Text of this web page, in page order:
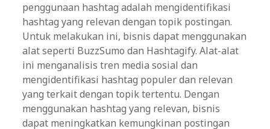
penggunaan hashtag adalah mengidentifikasi
hashtag yang relevan dengan topik postingan.
Untuk melakukan ini, bisnis dapat menggunakan
alat seperti BuzzSumo dan Hashtagify. Alat-alat
ini menganalisis tren media sosial dan
mengidentifikasi hashtag populer dan relevan
yang terkait dengan topik tertentu. Dengan
menggunakan hashtag yang relevan, bisnis
dapat meningkatkan kemungkinan postingan